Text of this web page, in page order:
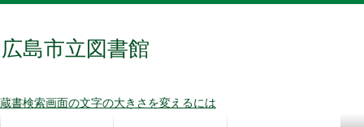
広島市立図書館
蔵書検索画面の文字の大きさを変えるには